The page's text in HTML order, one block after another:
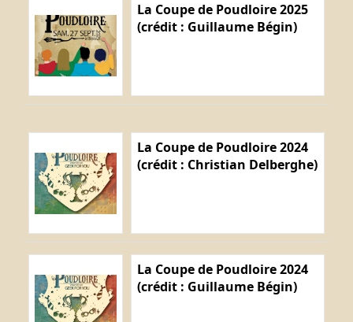
La Coupe de Poudloire 2025
(crédit : Guillaume Bégin)
La Coupe de Poudloire 2024
(crédit : Christian Delberghe)
La Coupe de Poudloire 2024
(crédit : Guillaume Bégin)